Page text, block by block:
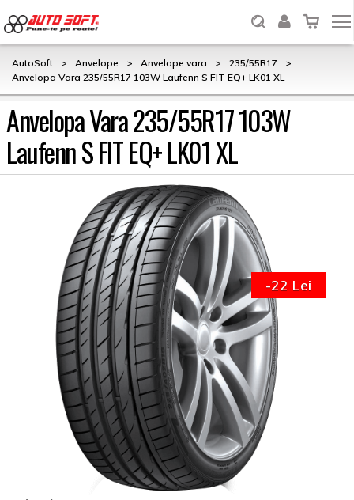
AutoSoft > Anvelope > Anvelope vara > 235/55R17
>
Anvelopa Vara 235/55R17 103W Laufenn S FIT EQ+ LK01 XL
Anvelopa Vara 235/55R17 103W
Laufenn S FIT EQ+ LK01 XL
-22 Lei